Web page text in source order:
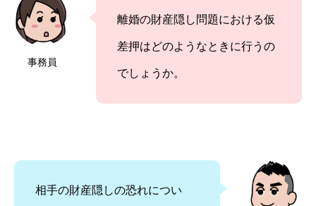
事務員
離婚の財産隠し問題における仮
差押はどのようなときに行うの
でしょうか。
相手の財産隠しの恐れについ